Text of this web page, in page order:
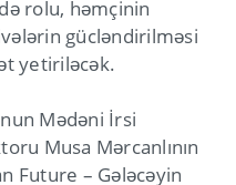
rolu, həmçinin
gücləndirilməsi
yetiriləcək.
Mədəni İrsi
Musa Mərcanlının
Future – Gələcəyin